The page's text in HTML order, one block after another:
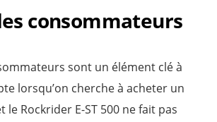
consommateurs
sont un élément clé à
lorsqu’on cherche à acheter un
le Rockrider E-ST 500 ne fait pas